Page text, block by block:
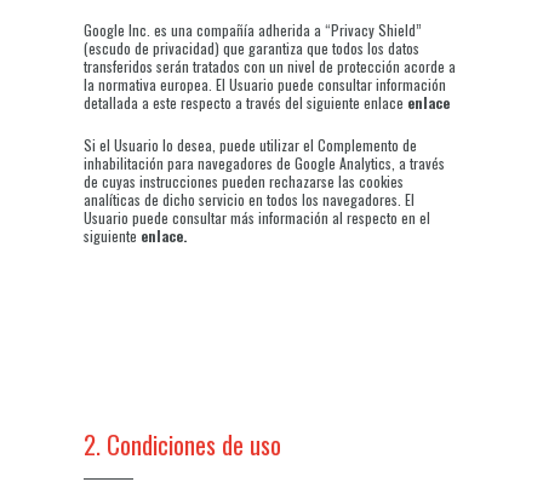
Google Inc. es una compañía adherida a “Privacy Shield”
(escudo de privacidad) que garantiza que todos los datos
transferidos serán tratados con un nivel de protección acorde a
la normativa europea. El Usuario puede consultar información
detallada a este respecto a través del siguiente enlace enlace
Si el Usuario lo desea, puede utilizar el Complemento de
inhabilitación para navegadores de Google Analytics, a través
de cuyas instrucciones pueden rechazarse las cookies
analíticas de dicho servicio en todos los navegadores. El
Usuario puede consultar más información al respecto en el
siguiente enlace.
2. Condiciones de uso